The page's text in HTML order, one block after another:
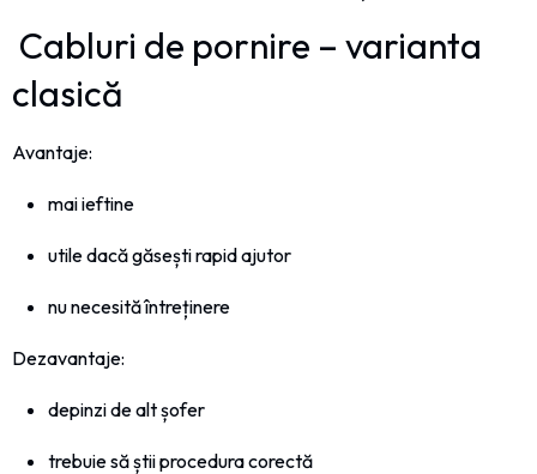
Cabluri de pornire – varianta
clasică
Avantaje:
mai ieftine
utile dacă găsești rapid ajutor
nu necesită întreținere
Dezavantaje:
depinzi de alt șofer
trebuie să știi procedura corectă